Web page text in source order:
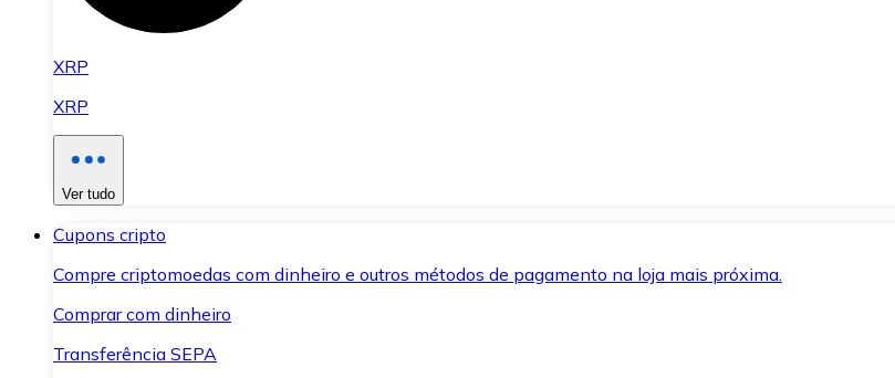
XRP
XRP
Ver tudo
Cupons cripto
Compre criptomoedas com dinheiro e outros métodos de pagamento na loja mais próxima.
Comprar com dinheiro
Transferência SEPA